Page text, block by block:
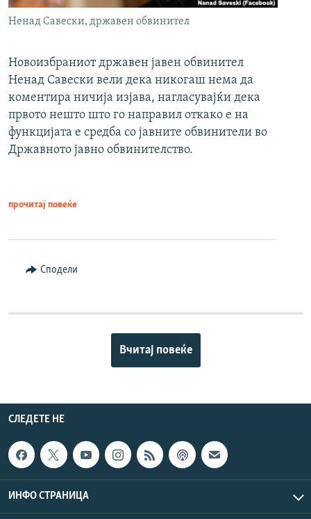
Ненад Савески, државен обвинител
Новоизбраниот државен јавен обвинител
Ненад Савески вели дека никогаш нема да
коментира ничија изјава, нагласувајќи дека
првото нешто што го направил откако е на
функцијата е средба со јавните обвинители во
Државното јавно обвинителство.
прочитај повеќе
Сподели
Вчитај повеќе
СЛЕДЕТЕ НЕ
ИНФО СТРАНИЦА